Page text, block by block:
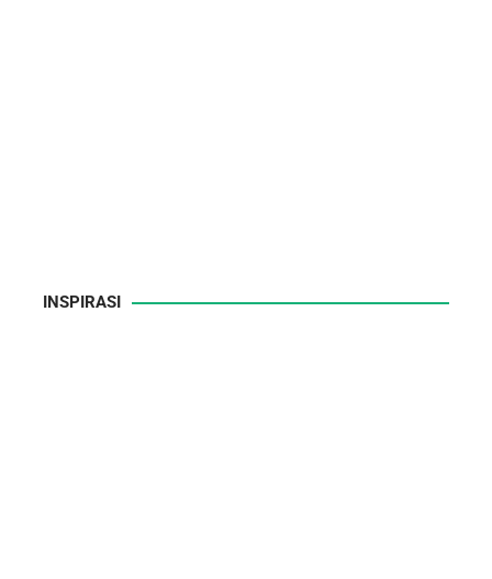
INSPIRASI